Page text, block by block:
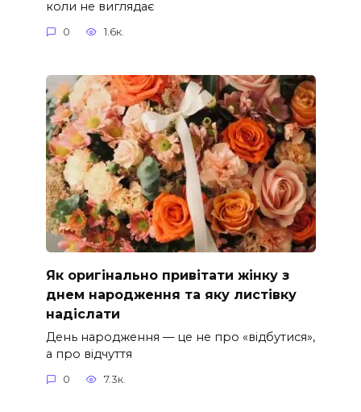
коли не виглядає
0 1.6к.
Як оригінально привітати жінку з
днем народження та яку листівку
надіслати
День народження — це не про «відбутися»,
а про відчуття
0 7.3к.